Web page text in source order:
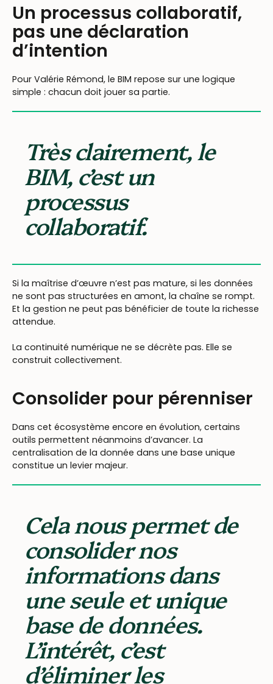
Un processus collaboratif,
pas une déclaration
d’intention
Pour Valérie Rémond, le BIM repose sur une logique
simple : chacun doit jouer sa partie.
Très clairement, le
BIM, c’est un
processus
collaboratif.
Si la maîtrise d’œuvre n’est pas mature, si les données
ne sont pas structurées en amont, la chaîne se rompt.
Et la gestion ne peut pas bénéficier de toute la richesse
attendue.
La continuité numérique ne se décrète pas. Elle se
construit collectivement.
Consolider pour pérenniser
Dans cet écosystème encore en évolution, certains
outils permettent néanmoins d’avancer. La
centralisation de la donnée dans une base unique
constitue un levier majeur.
Cela nous permet de
consolider nos
informations dans
une seule et unique
base de données.
L’intérêt, c’est
d’éliminer les